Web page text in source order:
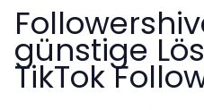
günstige
TikTok